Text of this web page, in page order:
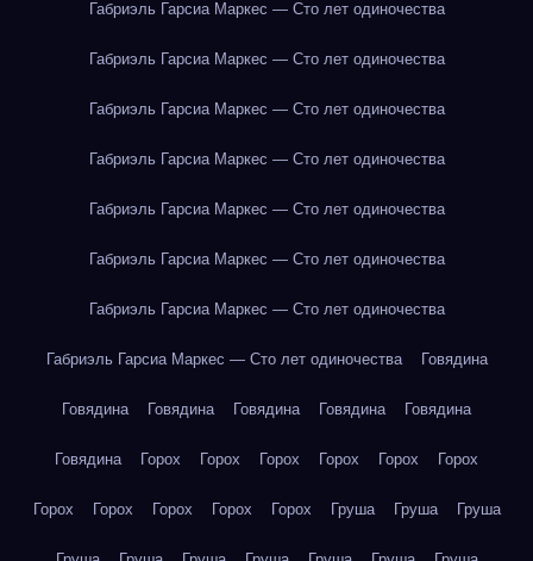
Габриэль Гарсиа Маркес — Сто лет одиночества
Габриэль Гарсиа Маркес — Сто лет одиночества
Габриэль Гарсиа Маркес — Сто лет одиночества
Габриэль Гарсиа Маркес — Сто лет одиночества
Габриэль Гарсиа Маркес — Сто лет одиночества
Габриэль Гарсиа Маркес — Сто лет одиночества
Габриэль Гарсиа Маркес — Сто лет одиночества
Габриэль Гарсиа Маркес — Сто лет одиночества Говядина
Говядина Говядина Говядина Говядина Говядина
Говядина Горох Горох Горох Горох Горох Горох
Горох Горох Горох Горох Горох Груша Груша Груша